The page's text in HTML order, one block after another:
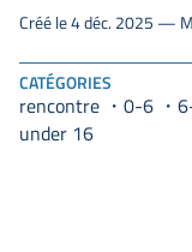
CATÉGORIES
rencontre 0-6
under 16
Créé le 4 déc. 2025 —